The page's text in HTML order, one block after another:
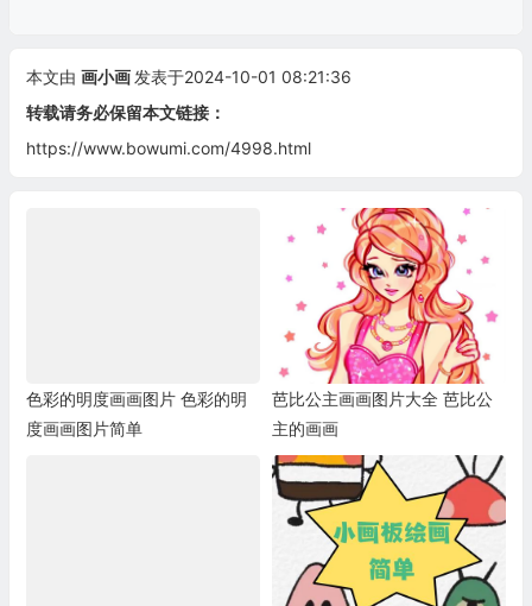
本文由 画小画 发表于2024-10-01 08:21:36
转载请务必保留本文链接：
https://www.bowumi.com/4998.html
色彩的明度画画图片 色彩的明
度画画图片简单
芭比公主画画图片大全 芭比公
主的画画